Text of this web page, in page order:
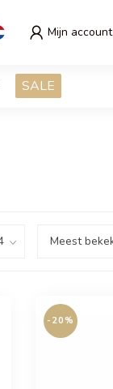
Mijn account
SALE
-20%